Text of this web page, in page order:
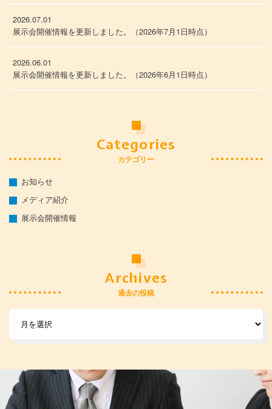
2026.07.01
展示会開催情報を更新しました。（2026年7月1日時点）
2026.06.01
展示会開催情報を更新しました。（2026年6月1日時点）
Categories
カテゴリー
お知らせ
メディア紹介
展示会開催情報
Archives
過去の投稿